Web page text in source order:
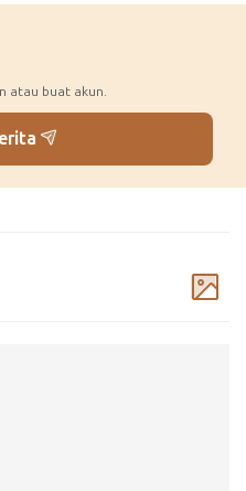
atau buat akun.